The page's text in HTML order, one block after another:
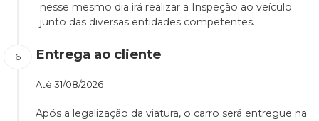
nesse mesmo dia irá realizar a Inspeção ao veículo
junto das diversas entidades competentes.
Entrega ao cliente
Até 31/08/2026
Após a legalização da viatura, o carro será entregue na